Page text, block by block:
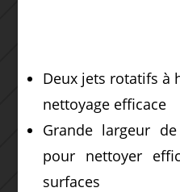
Deux jets rotatifs à
nettoyage efficace
Grande largeur
pour nettoyer
surfaces